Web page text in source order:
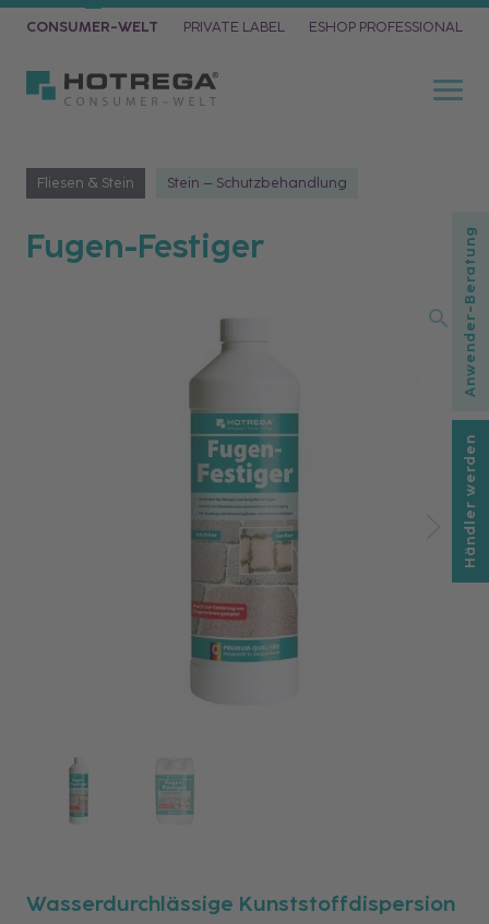
CONSUMER-WELT PRIVATE LABEL ESHOP PROFESSIONAL
Fliesen & Stein Stein – Schutzbehandlung
Fugen-Festiger
Wasserdurchlässige Kunststoffdispersion
Händler werden
Anwender-Beratung